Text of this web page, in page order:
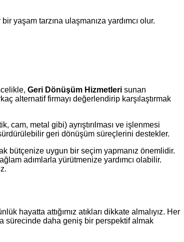
yaşam tarzına ulaşmanıza yardımcı olur.
Geri Dönüşüm Hizmetleri sunan
alternatif firmayı değerlendirip karşılaştırmak
cam, metal gibi) ayrıştırılması ve işlenmesi
geri dönüşüm süreçlerini destekler.
bütçenize uygun bir seçim yapmanız önemlidir.
adımlarla yürütmenize yardımcı olabilir.
hayatta attığımız atıkları dikkate almalıyız. Her
sürecinde daha geniş bir perspektif almak